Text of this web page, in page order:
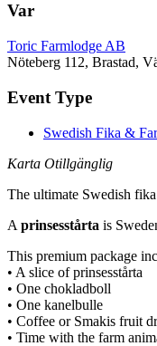
Var
Toric Farmlodge AB
Nöteberg 112, Brastad,
Event Type
Swedish Fika &
Karta Otillgänglig
The ultimate Swedish
A prinsesstårta is
This premium package
• A slice of prinsesstårta
• One chokladboll
• One kanelbulle
• Coffee or Smakis fruit
• Time with the farm